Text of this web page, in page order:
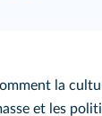
la
et les